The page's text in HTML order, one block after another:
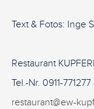
Text & Fotos: Inge
Restaurant
Tel.-Nr. 0911-
restaurant@ew-